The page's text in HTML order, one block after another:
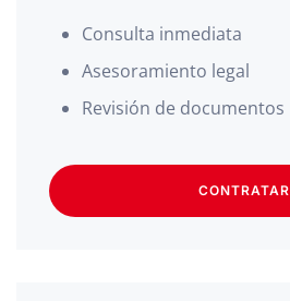
Consulta inmediata
Asesoramiento legal
Revisión de documentos
CONTRATAR